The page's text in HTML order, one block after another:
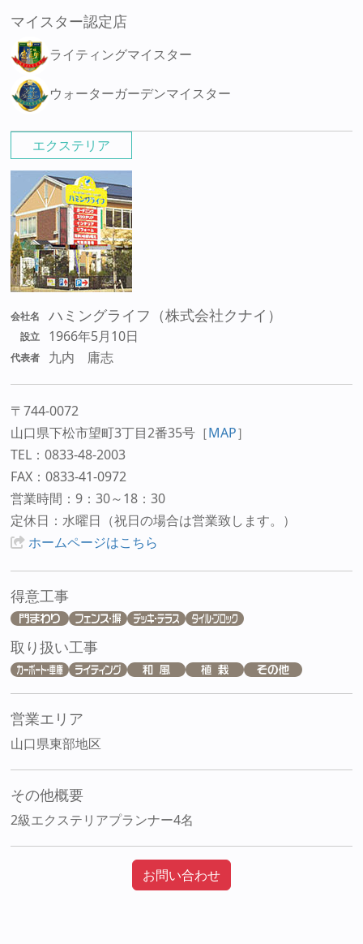
エクステリア
会社名 ハミングライフ（株式会社クナイ）
設立 1966年5月10日
代表者 九内 庸志
〒744-0072
山口県下松市望町3丁目2番35号 ［MAP］
TEL：0833-48-2003
FAX：0833-41-0972
営業時間：9：30～18：30
定休日：水曜日（祝日の場合は営業致します。）
ホームページはこちら
得意工事
取り扱い工事
営業エリア
山口県東部地区
その他概要
2級エクステリアプランナー4名
お問い合わせ
マイスター認定店
ライティングマイスター
ウォーターガーデンマイスター